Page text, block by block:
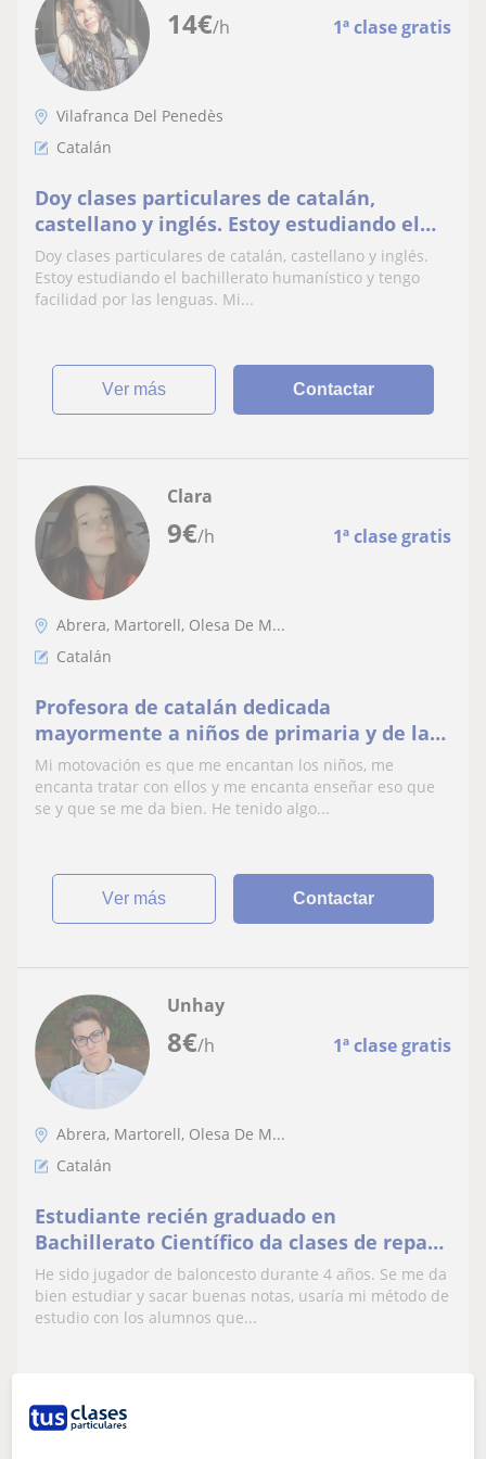
14€/h 1ª clase gratis
Vilafranca Del Penedès
Catalán
Doy clases particulares de catalán,
castellano y inglés. Estoy estudiando el
bachillerato humanístico y tengo facilidad
por las lenguas. Mis clases serian
dinámicas y interesantes, se aprenderia
Doy clases particulares de catalán, castellano y inglés.
Estoy estudiando el bachillerato humanístico y tengo
facilidad por las lenguas. Mi...
ver más Contactar
9€/h 1ª clase gratis
Clara
Abrera, Martorell, Olesa De M...
Catalán
Profesora de catalán dedicada
mayormente a niños de primaria y de la
ESO
Mi motovación es que me encantan los niños, me
encanta tratar con ellos y me encanta enseñar eso que
se y que se me da bien. He tenido algo...
ver más Contactar
8€/h 1ª clase gratis
Unhay
Abrera, Martorell, Olesa De M...
Catalán
Estudiante recién graduado en
Bachillerato Científico da clases de repaso
a alumnos que lo necesiten
He sido jugador de baloncesto durante 4 años. Se me da
bien estudiar y sacar buenas notas, usaría mi método de
estudio con los alumnos que...
ver más